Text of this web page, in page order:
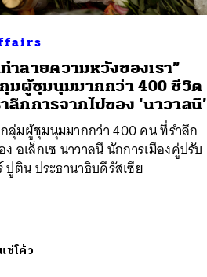
ำลายความหวังของเรา”
มผู้ชุมนุมมากกว่า 400 ชีวิต
ลึกการจากไปของ ‘นาวาลนี’
ลุ่มผู้ชุมนุมมากกว่า 400 คน ที่รำลึก
อเล็กเซ นาวาลนี นักการเมืองคู่ปรับ
ปูติน ประธานาธิบดีรัสเซีย
ซ่โค้ว